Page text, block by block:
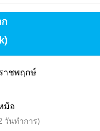
าชพฤกษ์
ม้อ
วันทำการ)